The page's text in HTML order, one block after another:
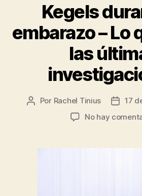
Kegels
embarazo – Lo
las
Autor
Por Rachel Tinius
Fecha
17
No hay